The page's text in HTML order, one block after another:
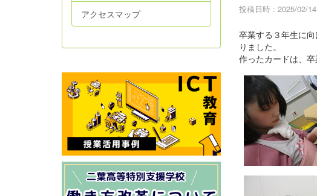
投稿日時 : 2025/02/14
卒業する３年生に
りました。
作ったカードは、
アクセスマップ